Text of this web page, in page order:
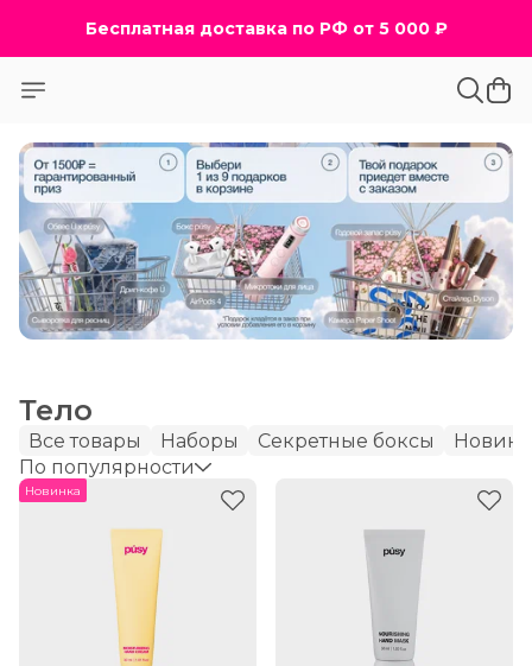
Бесплатная доставка по РФ от 5 000 ₽
Тело
Все товары Наборы Секретные боксы
По популярности
Новинка